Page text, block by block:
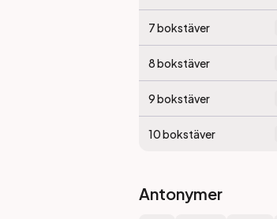
7bokstäver
8bokstäver
9bokstäver
10bokstäver
Antonymer